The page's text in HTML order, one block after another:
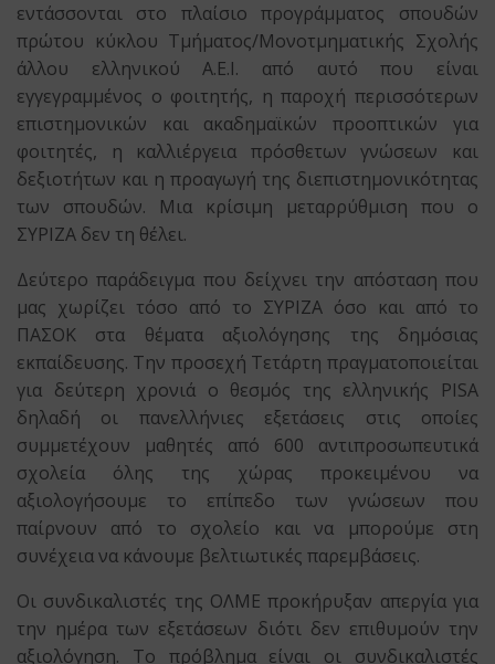
εντάσσονται στο πλαίσιο προγράμματος σπουδών
πρώτου κύκλου Τμήματος/Μονοτμηματικής Σχολής
άλλου ελληνικού Α.Ε.Ι. από αυτό που είναι
εγγεγραμμένος ο φοιτητής, η παροχή περισσότερων
επιστημονικών και ακαδημαϊκών προοπτικών για
φοιτητές, η καλλιέργεια πρόσθετων γνώσεων και
δεξιοτήτων και η προαγωγή της διεπιστημονικότητας
των σπουδών. Μια κρίσιμη μεταρρύθμιση που ο
ΣΥΡΙΖΑ δεν τη θέλει.
Δεύτερο παράδειγμα που δείχνει την απόσταση που
μας χωρίζει τόσο από το ΣΥΡΙΖΑ όσο και από το
ΠΑΣΟΚ στα θέματα αξιολόγησης της δημόσιας
εκπαίδευσης. Την προσεχή Τετάρτη πραγματοποιείται
για δεύτερη χρονιά ο θεσμός της ελληνικής PISA
δηλαδή οι πανελλήνιες εξετάσεις στις οποίες
συμμετέχουν μαθητές από 600 αντιπροσωπευτικά
σχολεία όλης της χώρας προκειμένου να
αξιολογήσουμε το επίπεδο των γνώσεων που
παίρνουν από το σχολείο και να μπορούμε στη
συνέχεια να κάνουμε βελτιωτικές παρεμβάσεις.
Οι συνδικαλιστές της ΟΛΜΕ προκήρυξαν απεργία για
την ημέρα των εξετάσεων διότι δεν επιθυμούν την
αξιολόγηση. Το πρόβλημα είναι οι συνδικαλιστές